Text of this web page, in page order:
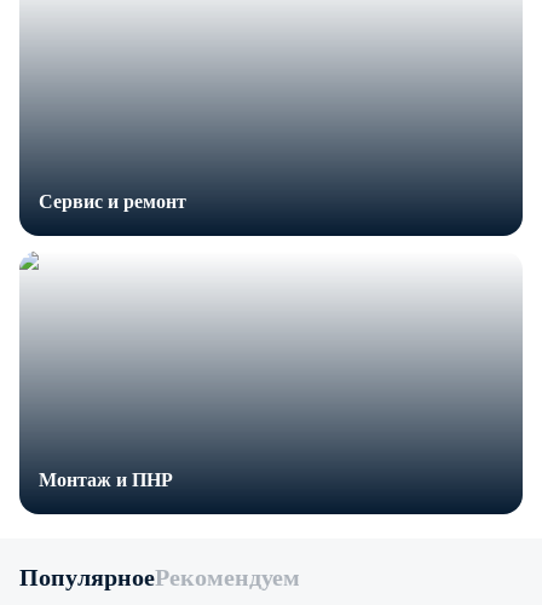
Сервис и ремонт
Монтаж и ПНР
ПопулярноеРекомендуем